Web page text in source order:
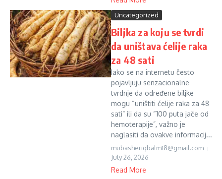
Uncategorized
Biljka za koju se tvrdi
da uništava ćelije raka
za 48 sati
Iako se na internetu često
pojavljuju senzacionalne
tvrdnje da određene biljke
mogu “uništiti ćelije raka za 48
sati” ili da su “100 puta jače od
hemoterapije”, važno je
naglasiti da ovakve informacij...
mubasheriqbalm18@gmail.com
July 26, 2026
Read More